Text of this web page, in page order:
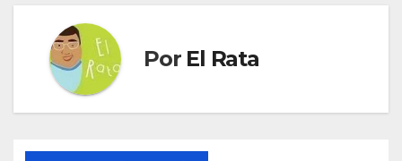
Por El Rata